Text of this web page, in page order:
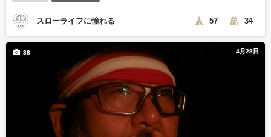
スローライフに憧れる 57 34
4月28日
38